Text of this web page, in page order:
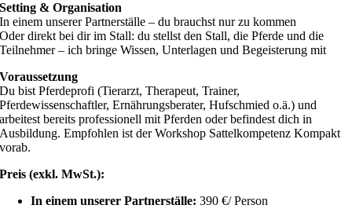
Setting & Organisation
In einem unserer Partnerställe – du brauchst nur zu kommen
Oder direkt bei dir im Stall: du stellst den Stall, die Pferde und die
Teilnehmer – ich bringe Wissen, Unterlagen und Begeisterung mit
Voraussetzung
Du bist Pferdeprofi (Tierarzt, Therapeut, Trainer,
Pferdewissenschaftler, Ernährungsberater, Hufschmied o.ä.) und
arbeitest bereits professionell mit Pferden oder befindest dich in
Ausbildung. Empfohlen ist der Workshop Sattelkompetenz Kompakt
vorab.
Preis (exkl. MwSt.):
In einem unserer Partnerställe: 390 €/ Person